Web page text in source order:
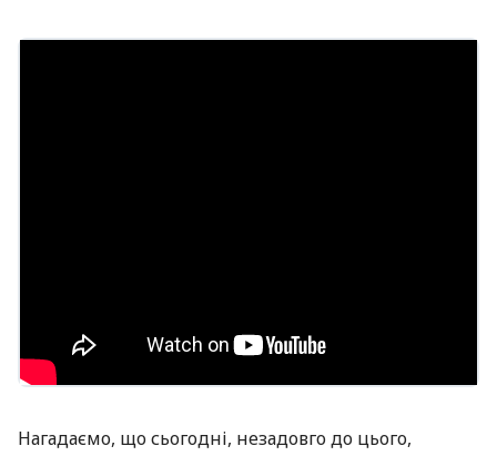
Нагадаємо, що сьогодні, незадовго до цього,